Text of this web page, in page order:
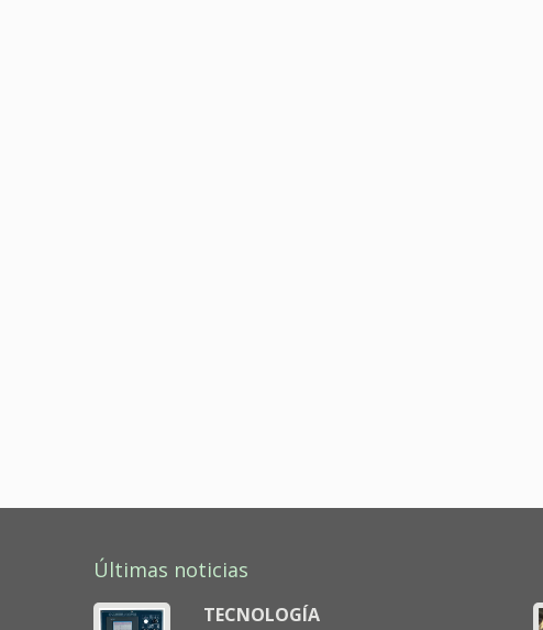
Últimas noticias
TECNOLOGÍA